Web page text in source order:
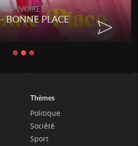
RAP IVOIRE
BONNE PLACE
Thèmes
Politique
Société
Sport